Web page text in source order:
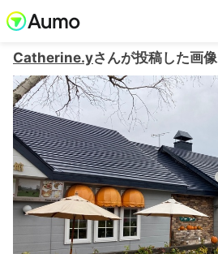
Catherine.yさんが投稿した画像